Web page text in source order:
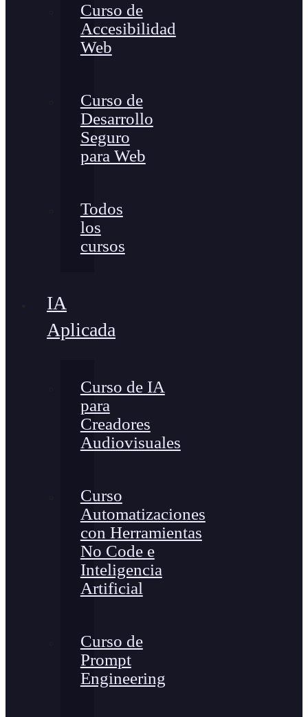
Curso de
Accesibilidad
Web
Curso de
Desarrollo
Seguro
para Web
Todos
los
cursos
IA
Aplicada
Curso de IA
para
Creadores
Audiovisuales
Curso
Automatizaciones
con Herramientas
No Code e
Inteligencia
Artificial
Curso de
Prompt
Engineering